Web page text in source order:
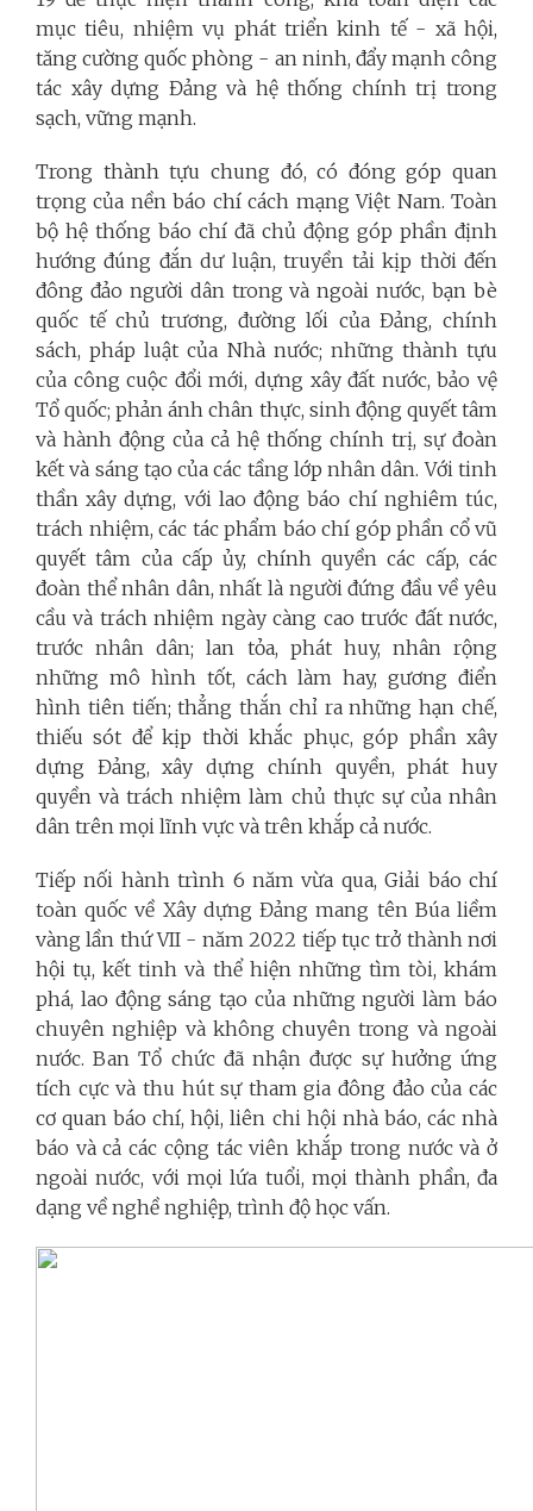
mục tiêu, nhiệm vụ phát triển kinh tế - xã hội,
tăng cường quốc phòng - an ninh, đẩy mạnh công
tác xây dựng Đảng và hệ thống chính trị trong
sạch, vững mạnh.
Trong thành tựu chung đó, có đóng góp quan
trọng của nền báo chí cách mạng Việt Nam. Toàn
bộ hệ thống báo chí đã chủ động góp phần định
hướng đúng đắn dư luận, truyền tải kịp thời đến
đông đảo người dân trong và ngoài nước, bạn bè
quốc tế chủ trương, đường lối của Đảng, chính
sách, pháp luật của Nhà nước; những thành tựu
của công cuộc đổi mới, dựng xây đất nước, bảo vệ
Tổ quốc; phản ánh chân thực, sinh động quyết tâm
và hành động của cả hệ thống chính trị, sự đoàn
kết và sáng tạo của các tầng lớp nhân dân. Với tinh
thần xây dựng, với lao động báo chí nghiêm túc,
trách nhiệm, các tác phẩm báo chí góp phần cổ vũ
quyết tâm của cấp ủy, chính quyền các cấp, các
đoàn thể nhân dân, nhất là người đứng đầu về yêu
cầu và trách nhiệm ngày càng cao trước đất nước,
trước nhân dân; lan tỏa, phát huy, nhân rộng
những mô hình tốt, cách làm hay, gương điển
hình tiên tiến; thẳng thắn chỉ ra những hạn chế,
thiếu sót để kịp thời khắc phục, góp phần xây
dựng Đảng, xây dựng chính quyền, phát huy
quyền và trách nhiệm làm chủ thực sự của nhân
dân trên mọi lĩnh vực và trên khắp cả nước.
Tiếp nối hành trình 6 năm vừa qua, Giải báo chí
toàn quốc về Xây dựng Đảng mang tên Búa liềm
vàng lần thứ VII - năm 2022 tiếp tục trở thành nơi
hội tụ, kết tinh và thể hiện những tìm tòi, khám
phá, lao động sáng tạo của những người làm báo
chuyên nghiệp và không chuyên trong và ngoài
nước. Ban Tổ chức đã nhận được sự hưởng ứng
tích cực và thu hút sự tham gia đông đảo của các
cơ quan báo chí, hội, liên chi hội nhà báo, các nhà
báo và cả các cộng tác viên khắp trong nước và ở
ngoài nước, với mọi lứa tuổi, mọi thành phần, đa
dạng về nghề nghiệp, trình độ học vấn.